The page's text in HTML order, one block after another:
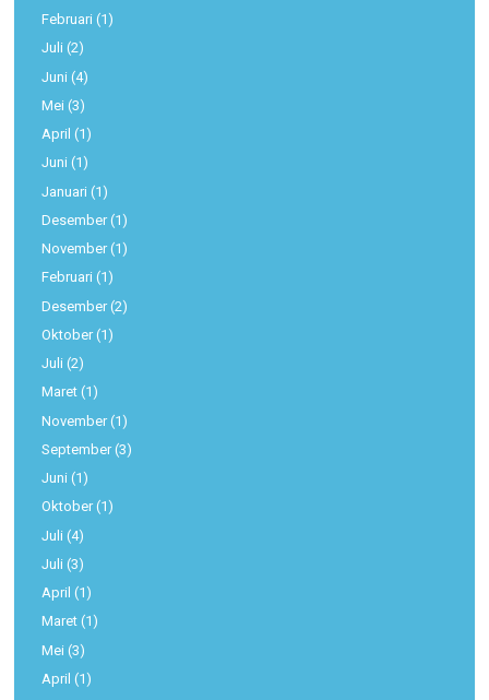
Februari (1)
Juli (2)
Juni (4)
Mei (3)
April (1)
Juni (1)
Januari (1)
Desember(1)
November(1)
Februari (1)
Desember(2)
Oktober(1)
Juli (2)
Maret (1)
November(1)
September(3)
Juni (1)
Oktober(1)
Juli (4)
Juli (3)
April (1)
Maret (1)
Mei (3)
April (1)